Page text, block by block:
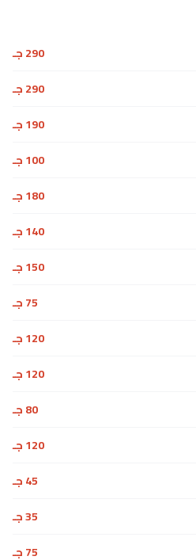
290 جـ
290 جـ
190 جـ
100 جـ
180 جـ
140 جـ
150 جـ
75 جـ
120 جـ
120 جـ
80 جـ
120 جـ
45 جـ
35 جـ
75 جـ